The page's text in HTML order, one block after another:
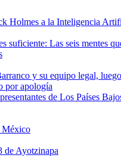
Holmes a la Inteligencia
suficiente: Las seis mentes
por apología
México
de Ayotzinapa